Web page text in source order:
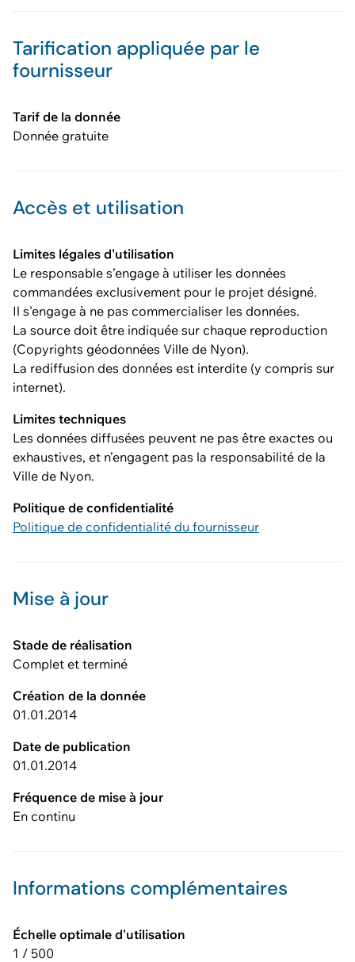
Tarification appliquée par le
fournisseur
Tarif de la donnée
Donnée gratuite
Accès et utilisation
Limites légales d'utilisation
Le responsable s’engage à utiliser les données
commandées exclusivement pour le projet désigné.
Il s'engage à ne pas commercialiser les données.
La source doit être indiquée sur chaque reproduction
(Copyrights géodonnées Ville de Nyon).
La rediffusion des données est interdite (y compris sur
internet).
Limites techniques
Les données diffusées peuvent ne pas être exactes ou
exhaustives, et n’engagent pas la responsabilité de la
Ville de Nyon.
Politique de confidentialité
Politique de confidentialité du fournisseur
Mise à jour
Stade de réalisation
Complet et terminé
Création de la donnée
01.01.2014
Date de publication
01.01.2014
Fréquence de mise à jour
En continu
Informations complémentaires
Échelle optimale d'utilisation
1 / 500